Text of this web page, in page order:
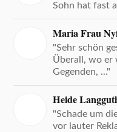
Sohn hat fast
Maria Frau
"Sehr schön
Überall, wo er
Gegenden, ..."
Heide
"Schade um
vor lauter